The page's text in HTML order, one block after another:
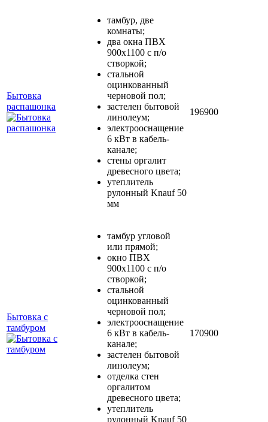
Бытовка
распашонка
тамбур, две
комнаты;
два окна ПВХ
900х1100 с п/о
створкой;
стальной
оцинкованный
черновой пол;
застелен бытовой
линолеум;
электрооснащение
6 кВт в кабель-
канале;
стены оргалит
древесного цвета;
утеплитель
рулонный Knauf 50
мм
196900
Бытовка с
тамбуром
тамбур угловой
или прямой;
окно ПВХ
900х1100 с п/о
створкой;
стальной
оцинкованный
черновой пол;
электрооснащение
6 кВт в кабель-
канале;
застелен бытовой
линолеум;
отделка стен
оргалитом
древесного цвета;
утеплитель
рулонный Knauf 50
170900